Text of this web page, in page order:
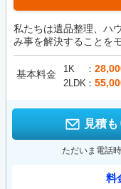
私たちは遺品整理、ハ
み事を解決することを
基本料金 1K
2LDK
見積
ただいま電話
料